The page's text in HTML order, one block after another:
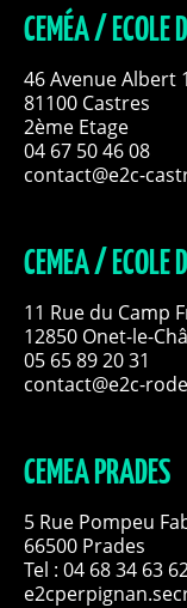
CEMÉA / ECOLE
46 Avenue Albert
81100 Castres
2ème Etage
04 67 50 46 08
contact@e2c-
CEMEA / ECOLE
11 Rue du Camp
12850 Onet-le-
05 65 89 20 31
contact@e2c-
CEMEA PRADES
5 Rue Pompeu
66500 Prades
Tel : 04 68 34 63